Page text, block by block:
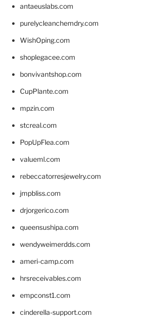
antaeuslabs.com
purelycleanchemdry.com
WishOping.com
shoplegacee.com
bonvivantshop.com
CupPlante.com
mpzin.com
stcreal.com
PopUpFlea.com
valueml.com
rebeccatorresjewelry.com
jmpbliss.com
drjorgerico.com
queensushipa.com
wendyweimerdds.com
ameri-camp.com
hrsreceivables.com
empconst1.com
cinderella-support.com